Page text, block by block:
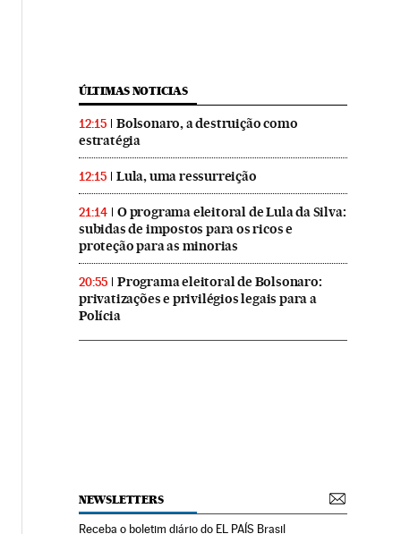
ÚLTIMAS NOTICIAS
12:15
Bolsonaro, a destruição como
estratégia
12:15 Lula, uma ressurreição
21:14
O programa eleitoral de Lula da Silva:
subidas de impostos para os ricos e
proteção para as minorias
20:55
Programa eleitoral de Bolsonaro:
privatizações e privilégios legais para a
Polícia
NEWSLETTERS
Receba o boletim diário do EL PAÍS Brasil